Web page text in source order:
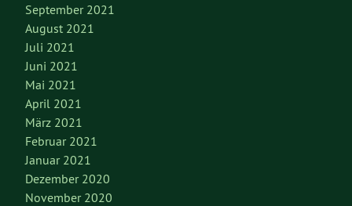
September 2021
August 2021
Juli 2021
Juni 2021
Mai 2021
April 2021
März 2021
Februar 2021
Januar 2021
Dezember 2020
November 2020